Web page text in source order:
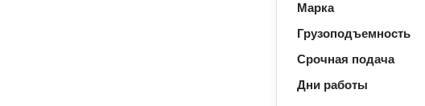
Марка
Грузоподъемность
Срочная подача
Дни работы